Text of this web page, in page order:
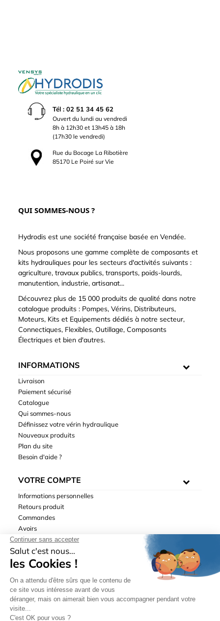
Tél : 02 51 34 45 62
Ouvert du lundi au vendredi
8h à 12h30 et 13h45 à 18h
(17h30 le vendredi)
Rue du Bocage La Ribotière
85170 Le Poiré sur Vie
QUI SOMMES-NOUS ?
Hydrodis est une société française basée en Vendée.
Nous proposons une gamme complète de composants et
kits hydrauliques pour les secteurs d'activités suivants :
agriculture, travaux publics, transports, poids-lourds,
manutention, industrie, artisanat...
Découvrez plus de 15 000 produits de qualité dans notre
catalogue produits : Pompes, Vérins, Distributeurs,
Moteurs, Kits et Equipements dédiés à notre secteur,
Connectiques, Flexibles, Outillage, Composants
Électriques et bien d'autres.
INFORMATIONS
Livraison
Paiement sécurisé
Catalogue
Qui sommes-nous
Définissez votre vérin hydraulique
Nouveaux produits
Plan du site
Besoin d'aide ?
VOTRE COMPTE
Informations personnelles
Retours produit
Commandes
Avoirs
Adresses
Bons de réduction